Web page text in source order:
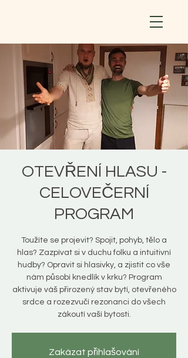
OTEVŘENÍ HLASU -
CELOVEČERNÍ
PROGRAM
Toužíte se projevit? Spojit, pohyb, tělo a
hlas? Zazpívat si v duchu folku a intuitivní
hudby? Opravit si hlasivky, a zjistit co vše
nám působí knedlík v krku? Program
aktivuje váš přirozený stav bytí, otevřeného
srdce a rozezvučí rezonanci do všech
Zakázat přihlašování